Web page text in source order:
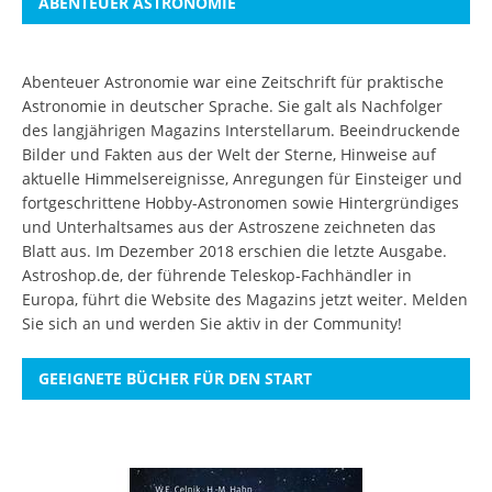
Abenteuer Astronomie war eine Zeitschrift für praktische
Astronomie in deutscher Sprache. Sie galt als Nachfolger
des langjährigen Magazins Interstellarum. Beeindruckende
Bilder und Fakten aus der Welt der Sterne, Hinweise auf
aktuelle Himmelsereignisse, Anregungen für Einsteiger und
fortgeschrittene Hobby-Astronomen sowie Hintergründiges
und Unterhaltsames aus der Astroszene zeichneten das
Blatt aus. Im Dezember 2018 erschien die letzte Ausgabe.
Astroshop.de, der führende Teleskop-Fachhändler in
Europa, führt die Website des Magazins jetzt weiter. Melden
Sie sich an und werden Sie aktiv in der Community!
GEEIGNETE BÜCHER FÜR DEN START